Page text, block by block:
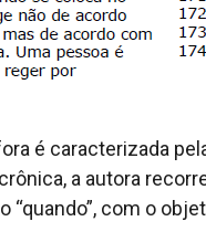
é caracterizada
a autora
com o